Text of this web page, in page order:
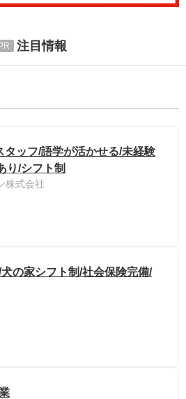
注目情報
タッフ/語学が活かせる/未経験
り/シフト制
株式会社
の家シフト制/社会保険完備/